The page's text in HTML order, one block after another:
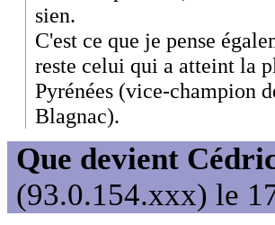
sien.
C'est ce que je pense
reste celui qui a atteint la
Pyrénées (vice-champion
Blagnac).
Que devient
(93.0.154.xxx) le